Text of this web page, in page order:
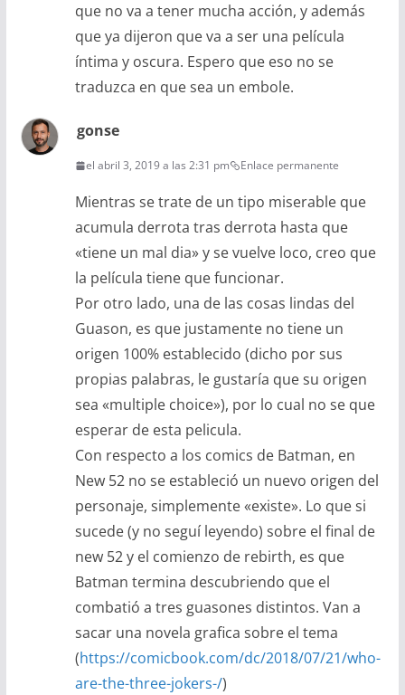
que no va a tener mucha acción, y además
que ya dijeron que va a ser una película
íntima y oscura. Espero que eso no se
traduzca en que sea un embole.
gonse
el abril 3, 2019 a las 2:31 pm Enlace permanente
Mientras se trate de un tipo miserable que
acumula derrota tras derrota hasta que
«tiene un mal dia» y se vuelve loco, creo que
la película tiene que funcionar.
Por otro lado, una de las cosas lindas del
Guason, es que justamente no tiene un
origen 100% establecido (dicho por sus
propias palabras, le gustaría que su origen
sea «multiple choice»), por lo cual no se que
esperar de esta pelicula.
Con respecto a los comics de Batman, en
New 52 no se estableció un nuevo origen del
personaje, simplemente «existe». Lo que si
sucede (y no seguí leyendo) sobre el final de
new 52 y el comienzo de rebirth, es que
Batman termina descubriendo que el
combatió a tres guasones distintos. Van a
sacar una novela grafica sobre el tema
(https://comicbook.com/dc/2018/07/21/who-
are-the-three-jokers-/)